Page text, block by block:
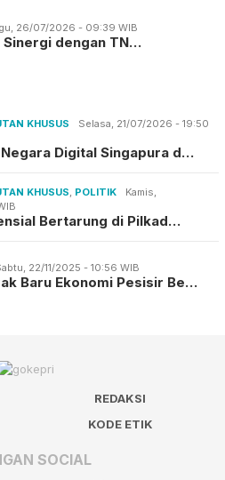
26/07/2026 - 09:39 WIB
Sinergi dengan TN…
KHUSUS
Selasa, 21/07/2026 - 19:50
Digital Singapura d…
KHUSUS, POLITIK
Kamis,
Bertarung di Pilkad…
22/11/2025 - 10:56 WIB
Baru Ekonomi Pesisir Be…
REDAKSI
KODE ETIK
SOCIAL